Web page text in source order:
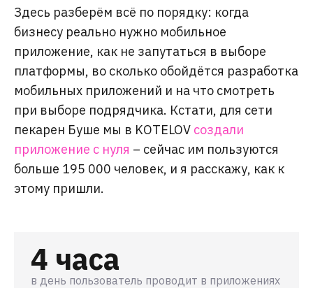
Здесь разберём всё по порядку: когда
бизнесу реально нужно мобильное
приложение, как не запутаться в выборе
платформы, во сколько обойдётся разработка
мобильных приложений и на что смотреть
при выборе подрядчика. Кстати, для сети
пекарен Буше мы в KOTELOV создали
приложение с нуля – сейчас им пользуются
больше 195 000 человек, и я расскажу, как к
этому пришли.
4 часа
в день пользователь проводит в приложениях